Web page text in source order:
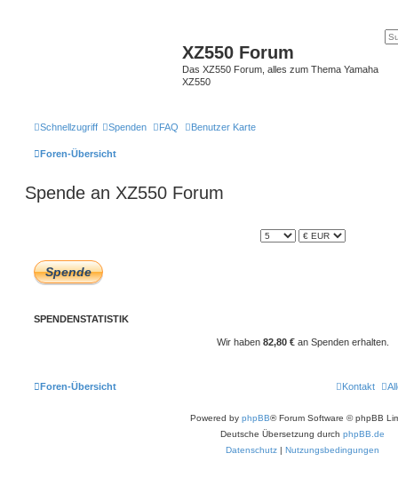
XZ550 Forum
Das XZ550 Forum, alles zum Thema Yamaha
XZ550
Schnellzugriff Spenden FAQ Benutzer Karte
Foren-Übersicht
Spende an XZ550 Forum
SPENDENSTATISTIK
Wir haben 82,80 €an Spenden erhalten.
Foren-Übersicht Kontakt
Powered by phpBB® Forum Software © phpBB
Deutsche Übersetzung durch phpBB.de
Datenschutz | Nutzungsbedingungen